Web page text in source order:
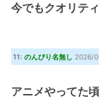
今でもクオリテ
11: のんびり名無し 2026/
アニメやってた